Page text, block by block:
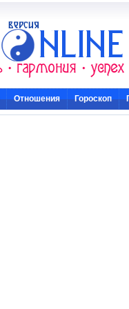
Отношения Гороскоп